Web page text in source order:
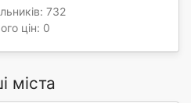
732
цін: 0
міста